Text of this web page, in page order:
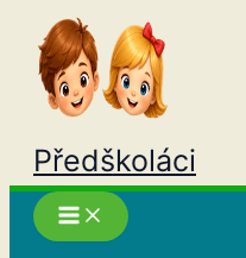
Přeskočit
obsah
Předškoláci